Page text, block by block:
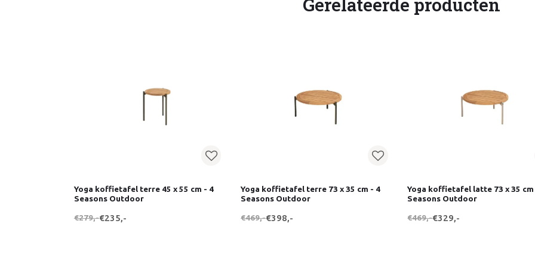
Yoga koffietafel terre 45 x 55 cm - 4
Seasons Outdoor
€279,-€235,-
Yoga koffietafel terre 73 x 35 cm - 4
Seasons Outdoor
€469,-€398,-
Yoga koffietafel latte 73 x 35 cm
Seasons Outdoor
€469,-€329,-